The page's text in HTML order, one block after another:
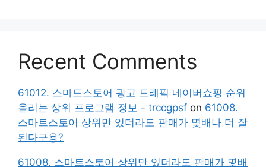
Recent Comments
61012. 스마트스토어 광고 트래픽 네이버쇼핑 순위
올리는 상위 프로그램 정보 - trccgpsf on 61008.
스마트스토어 상위만 있더라도 판매가 몇배나 더 잘
된다구용?
61008. 스마트스토어 상위만 있더라도 판매가 몇배